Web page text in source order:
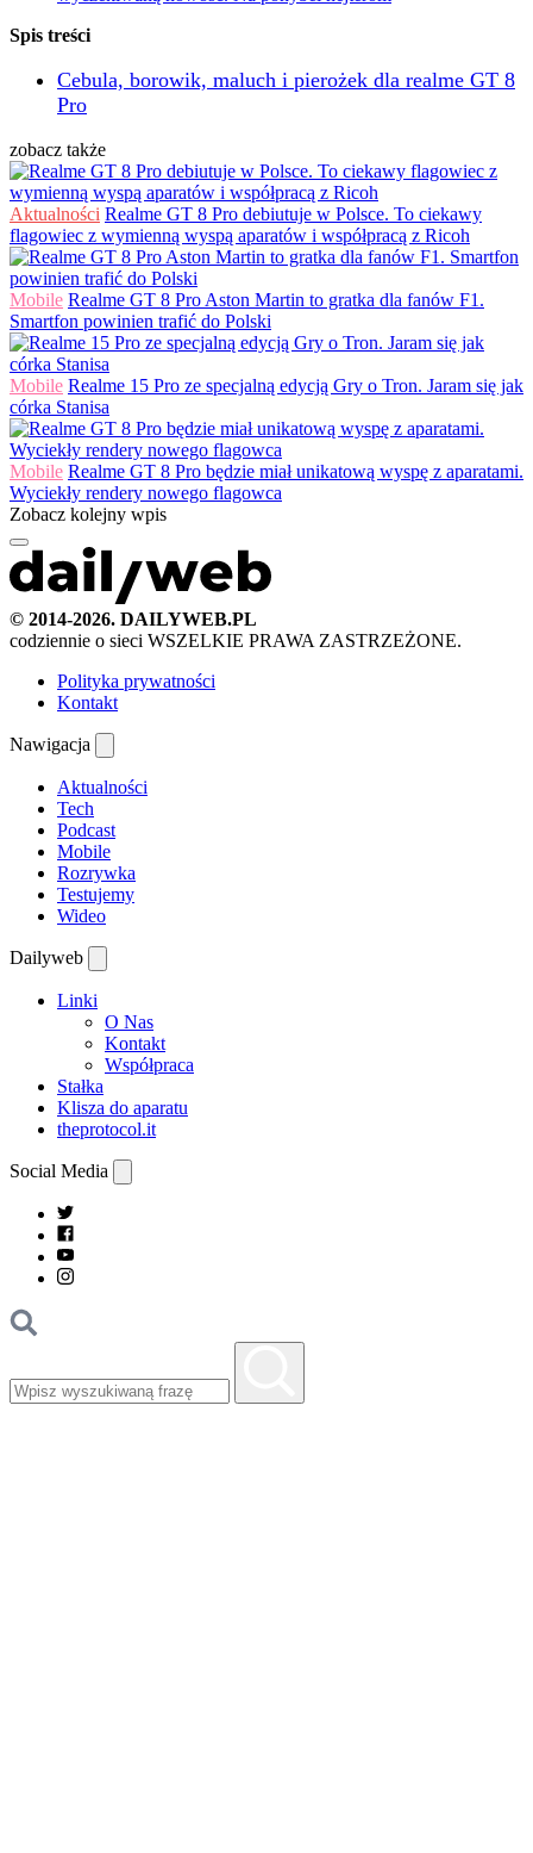
Spis treści
Cebula, borowik, maluch i pierożek dla realme GT 8
Pro
zobacz także
Aktualności Realme GT 8 Pro debiutuje w Polsce. To ciekawy
flagowiec z wymienną wyspą aparatów i współpracą z Ricoh
Mobile Realme GT 8 Pro Aston Martin to gratka dla fanów F1.
Smartfon powinien trafić do Polski
Mobile Realme 15 Pro ze specjalną edycją Gry o Tron. Jaram się jak
córka Stanisa
Mobile Realme GT 8 Pro będzie miał unikatową wyspę z aparatami.
Wyciekły rendery nowego flagowca
Zobacz kolejny wpis
© 2014-2026. DAILYWEB.PL
codziennie o sieci WSZELKIE PRAWA ZASTRZEŻONE.
Polityka prywatności
Kontakt
Nawigacja
Aktualności
Tech
Podcast
Mobile
Rozrywka
Testujemy
Wideo
Dailyweb
Linki
O Nas
Kontakt
Współpraca
Stałka
Klisza do aparatu
theprotocol.it
Social Media